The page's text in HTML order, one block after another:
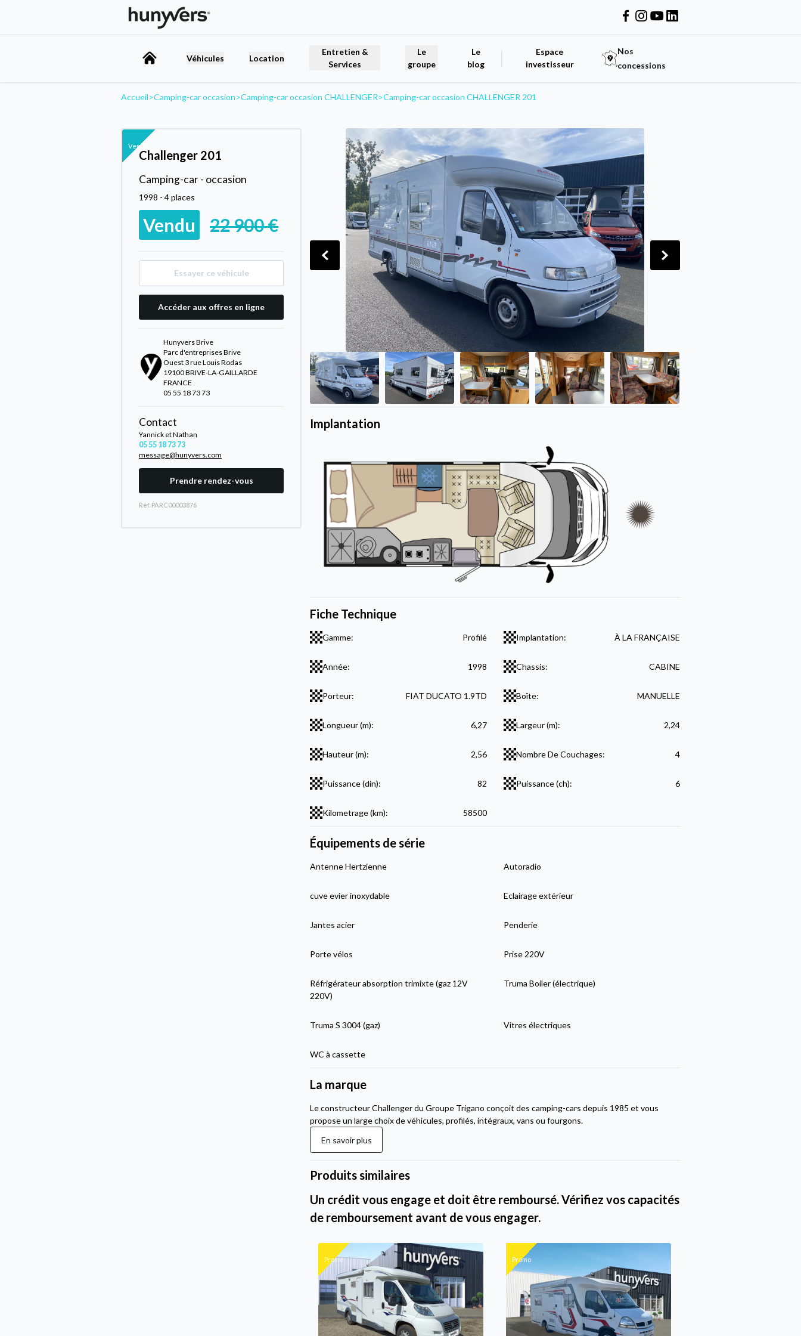
Véhicules Location
Entretien &
Services
Le
groupe
Le
blog
Espace
investisseur
Nos
concessions
Accueil>Camping-car occasion>Camping-car occasion CHALLENGER>Camping-car occasion CHALLENGER 201
Vendu
Challenger 201
Camping-car - occasion
1998 - 4 places
Vendu 22 900 €
Essayer ce véhicule
Accéder aux offres en ligne
Hunyvers Brive
Parc d'entreprises Brive
Ouest 3 rue Louis Rodas
19100 BRIVE-LA-GAILLARDE
FRANCE
05 55 18 73 73
Contact
Yannick et Nathan
05 55 18 73 73
message@hunyvers.com
Prendre rendez-vous
Rèf. PARC00003876
Implantation
Fiche Technique
Gamme: Profilé Implantation: À LA FRANÇAISE
Année: 1998 Chassis: CABINE
Porteur: FIAT DUCATO 1.9TD Boîte: MANUELLE
Longueur (m): 6,27 Largeur (m): 2,24
Hauteur (m): 2,56 Nombre De Couchages: 4
Puissance (din): 82 Puissance (ch): 6
Kilometrage (km): 58500
Équipements de série
Antenne Hertzienne Autoradio
cuve evier inoxydable Eclairage extérieur
Jantes acier Penderie
Porte vélos Prise 220V
Réfrigérateur absorption trimixte (gaz 12V
220V)
Truma Boiler (électrique)
Truma S 3004 (gaz) Vitres électriques
WC à cassette
La marque
Le constructeur Challenger du Groupe Trigano conçoit des camping-cars depuis 1985 et vous
propose un large choix de véhicules, profilés, intégraux, vans ou fourgons.
En savoir plus
Produits similaires
Un crédit vous engage et doit être remboursé. Vérifiez vos capacités
de remboursement avant de vous engager.
Promo Promo